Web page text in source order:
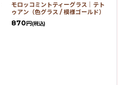
モロッコミントティーグラス｜テト
ゥアン（色グラス / 模様ゴールド）
870円(税込)